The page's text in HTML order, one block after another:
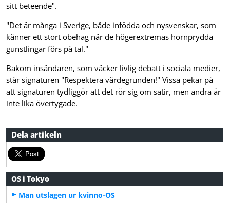
Dela artikeln
sitt beteende".
"Det är många i Sverige, både infödda och nysvenskar, som
känner ett stort obehag när de högerextremas hornprydda
gunstlingar förs på tal."
Bakom insändaren, som väcker livlig debatt i sociala medier,
står signaturen "Respektera värdegrunden!" Vissa pekar på
att signaturen tydliggör att det rör sig om satir, men andra är
inte lika övertygade.
OS i Tokyo
Man utslagen ur kvinno-OS